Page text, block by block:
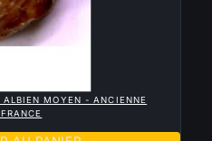
ALBIEN MOYEN - ANCIENNE